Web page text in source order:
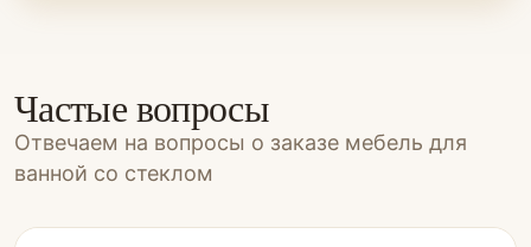
Частые вопросы
Отвечаем на вопросы о заказе мебель для
ванной со стеклом